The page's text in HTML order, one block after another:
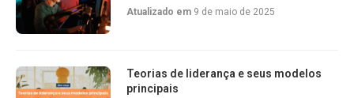
Atualizado em 9 de maio de 2025
Teorias de liderança e seus modelos
principais